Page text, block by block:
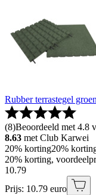
Rubber terrastegel
(8)Beoordeeld met 4.8
8.63 met Club Karwei
20% korting20%
20% korting,
10.79
Prijs: 10.79 euro